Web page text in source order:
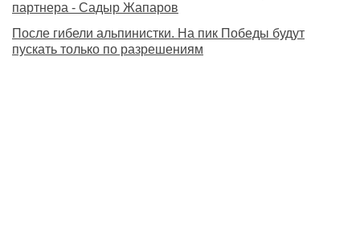
партнера - Садыр Жапаров
После гибели альпинистки. На пик Победы будут
пускать только по разрешениям